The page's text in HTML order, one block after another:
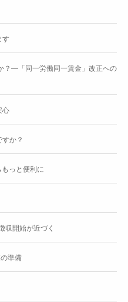
？―「同一労働同一賃金」改正への
心
か？
っと便利に
収開始が近づく
準備